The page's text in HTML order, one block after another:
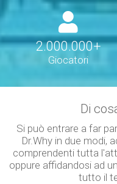
2.000.000+
Giocatori
Di
Si può entrare a far
Dr.Why in due modi,
comprendenti tutta
oppure affidandosi ad
tutto il